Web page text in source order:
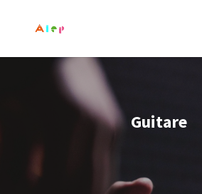
Guitare